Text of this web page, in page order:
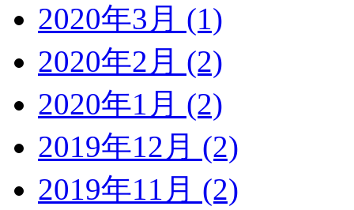
2020年3月 (1)
2020年2月 (2)
2020年1月 (2)
2019年12月 (2)
2019年11月 (2)